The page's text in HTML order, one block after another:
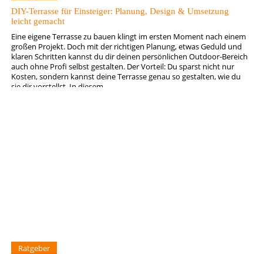
DIY-Terrasse für Einsteiger: Planung, Design & Umsetzung
leicht gemacht
Eine eigene Terrasse zu bauen klingt im ersten Moment nach einem
großen Projekt. Doch mit der richtigen Planung, etwas Geduld und
klaren Schritten kannst du dir deinen persönlichen Outdoor-Bereich
auch ohne Profi selbst gestalten. Der Vorteil: Du sparst nicht nur
Kosten, sondern kannst deine Terrasse genau so gestalten, wie du
sie dir vorstellst. In diesem…
Ratgeber